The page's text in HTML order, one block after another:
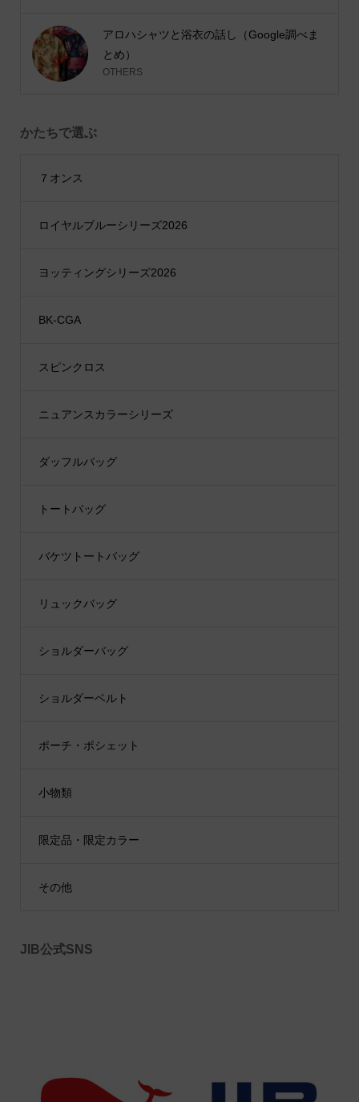
アロハシャツと浴衣の話し（Google調べま
とめ）
OTHERS
かたちで選ぶ
７オンス
ロイヤルブルーシリーズ2026
ヨッティングシリーズ2026
BK-CGA
スピンクロス
ニュアンスカラーシリーズ
ダッフルバッグ
トートバッグ
バケツトートバッグ
リュックバッグ
ショルダーバッグ
ショルダーベルト
ポーチ・ポシェット
小物類
限定品・限定カラー
その他
JIB公式SNS